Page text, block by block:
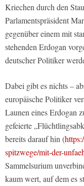
Kriechen durch den
Parlamentspräsident
gegenüber einem mit
stehenden Erdogan
deutscher Politiker
Dabei gibt es nichts –
europäische Politiker
Launen eines Erdogan
gefeierte
bereits darauf hin (
spitzwege/mit-der-
Sammelsurium
kaum wert, auf dem es